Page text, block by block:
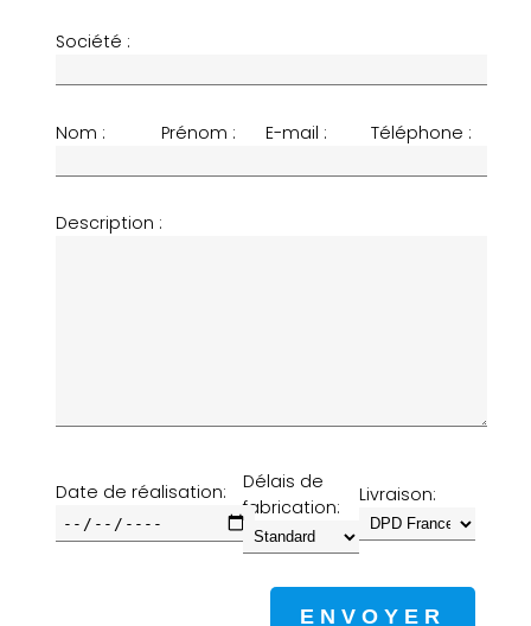
Société :
Nom : Prénom : E-mail : Téléphone :
Description :
Date de réalisation:
Délais de
fabrication:
Livraison: